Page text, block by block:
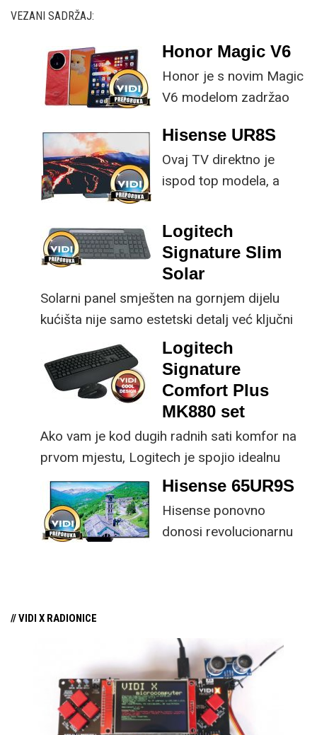
VEZANI SADRŽAJ:
Honor Magic V6
Honor je s novim Magic
V6 modelom zadržao
specifikacije, no
istovremeno
implementirao
ključne svakom
korisniku.
Hisense UR8S
Ovaj TV direktno je
ispod top modela, a
male ustupke možete
osjetno uštedjeti pri
kupnji.
Logitech
Signature Slim
Solar
Solarni panel smješten na gornjem dijelu
kućišta nije samo estetski detalj već ključni
dio koncepta ovog proizvoda, jer koristi
energiju prirodnog ili umjetnog svjetla za
rad.
Logitech
Signature
Comfort Plus
MK880 set
Ako vam je kod dugih radnih sati komfor na
prvom mjestu, Logitech je spojio idealnu
kombinaciju tipkovnice i miša s naprednim
funkcijama.
Hisense 65UR9S
Hisense ponovno
donosi revolucionarnu
// VIDI X RADIONICE